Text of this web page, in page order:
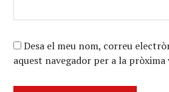
Desa el meu nom, correu
aquest navegador per a la pròxima